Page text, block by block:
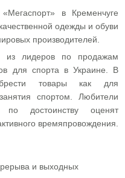
ю
в Кременчуге
одежды и обуви
производителей.
из лидеров по продажам
для спорта в Украине. В
товары как для
спортом. Любители
по достоинству оценят
времяпровождения.
и выходных